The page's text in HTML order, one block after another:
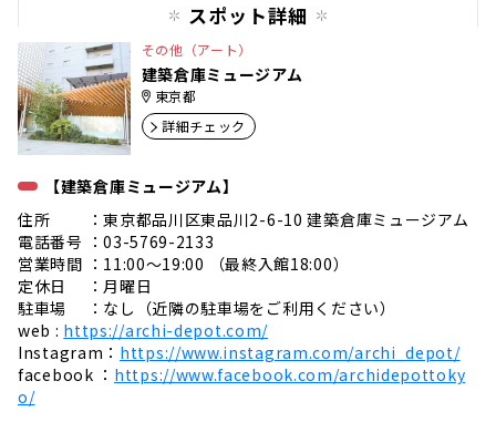
スポット詳細
その他（アート）
建築倉庫ミュージアム
東京都
詳細チェック
【建築倉庫ミュージアム】
住所 ：東京都品川区東品川2-6-10 建築倉庫ミュージアム
電話番号 ：03-5769-2133
営業時間 ：11:00〜19:00 （最終入館18:00）
定休日 ：月曜日
駐車場 ：なし（近隣の駐車場をご利用ください）
web : https://archi-depot.com/
Instagram： https://www.instagram.com/archi_depot/
facebook ： https://www.facebook.com/archidepottoky
o/